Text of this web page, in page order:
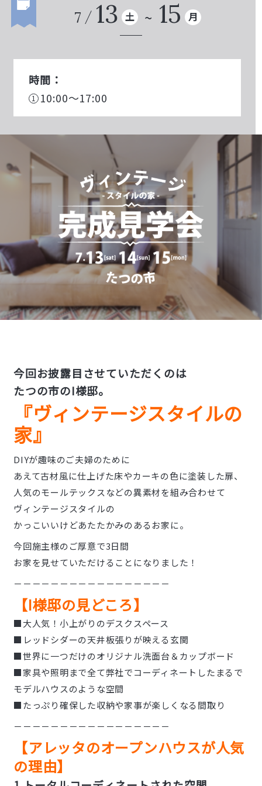
7 13 土 15 月
時間：
10:00～17:00
今回お披露目させていただくのは
たつの市のI様邸。
『ヴィンテージスタイルの
家』
DIYが趣味のご夫婦のために
あえて古材風に仕上げた床やカーキの色に塗装した扉、
人気のモールテックスなどの異素材を組み合わせて
ヴィンテージスタイルの
かっこいいけどあたたかみのあるお家に。
今回施主様のご厚意で3日間
お家を見せていただけることになりました！
－－－－－－－－－－－－－－－－－
【I様邸の見どころ】
■大人気！小上がりのデスクスペース
■レッドシダーの天井板張りが映える玄関
■世界に一つだけのオリジナル洗面台＆カップボード
■家具や照明まで全て弊社でコーディネートしたまるで
モデルハウスのような空間
■たっぷり確保した収納や家事が楽しくなる間取り
－－－－－－－－－－－－－－－－－
【アレッタのオープンハウスが人気
の理由】